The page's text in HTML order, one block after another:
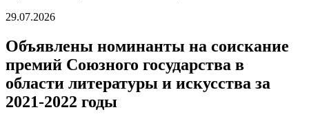
29.07.2026
Объявлены номинанты на соискание
премий Союзного государства в
области литературы и искусства за
2021-2022 годы